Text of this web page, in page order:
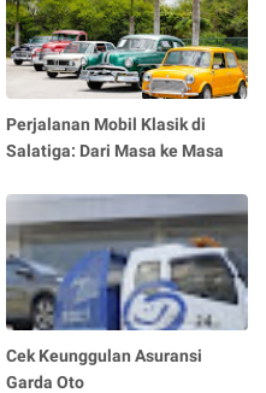
Perjalanan Mobil Klasik di
Salatiga: Dari Masa ke Masa
Cek Keunggulan Asuransi
Garda Oto